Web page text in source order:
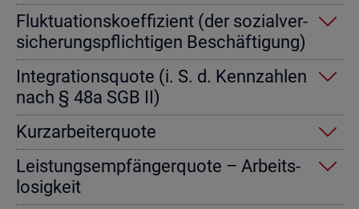
Fluk­tua­ti­ons­ko­ef­fi­zi­ent (der so­zi­al­ver­
si­che­rungs­pflich­ti­gen Be­schäf­ti­gung)
In­te­gra­ti­ons­quo­te (i. S. d. Kenn­zah­len
nach § 48a SGB II)
Kurz­ar­bei­ter­quo­te
Leis­tungs­emp­fän­ger­quo­te – Ar­beits­
lo­sig­keit